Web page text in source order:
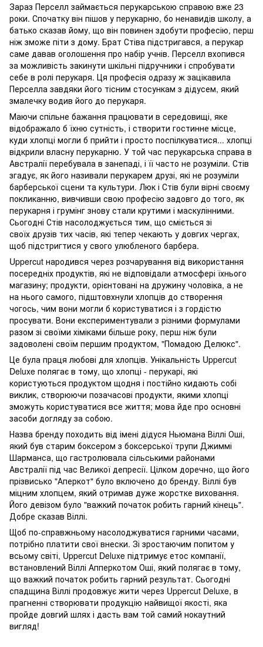
Зараз Перселл займається перукарською справою вже 23
роки. Спочатку він пішов у перукарню, бо ненавидів школу, а
батько сказав йому, що він повинен здобути професію, перш
ніж зможе піти з дому. Брат Стіва підстригався, а перукар
саме давав оголошення про набір учнів. Перселл вхопився
за можливість закинути шкільні підручники і спробувати
себе в ролі перукаря. Ця професія одразу ж зацікавила
Перселла завдяки його тісним стосункам з дідусем, який
змалечку водив його до перукаря.
Маючи спільне бажання працювати в середовищі, яке
відображало б їхню сутність, і створити гостинне місце,
куди хлопці могли б прийти і просто поспілкуватися... хлопці
відкрили власну перукарню. У той час перукарська справа в
Австралії перебувала в занепаді, і її часто не розуміли. Стів
згадує, як його називали перукарем друзі, які не розуміли
барберської сцени та культури. Люк і Стів були вірні своєму
покликанню, вивчивши свою професію задовго до того, як
перукарня і грумінг знову стали крутими і маскулінними.
Сьогодні Стів насолоджується тим, що сміється зі
своїх друзів тих часів, які тепер чекають у довгих чергах,
щоб підстригтися у свого улюбленого барбера.
Uppercut народився через розчарування від використання
посередніх продуктів, які не відповідали атмосфері їхнього
магазину; продукти, орієнтовані на дружину чоловіка, а не
на нього самого, підштовхнули хлопців до створення
чогось, чим вони могли б користуватися і з гордістю
просувати. Вони експериментували з різними формулами
разом зі своїми хіміками більше року, перш ніж були
задоволені своїм першим продуктом, "Помадою Делюкс".
Це була праця любові для хлопців. Унікальність Uppercut
Deluxe полягає в тому, що хлопці - перукарі, які
користуються продуктом щодня і постійно кидають собі
виклик, створюючи позачасові продукти, якими хлопці
зможуть користуватися все життя; мова йде про основні
засоби догляду за собою.
Назва бренду походить від імені дідуся Ньюмана Віллі Оші,
який був старим боксером з боксерської трупи Джиммі
Шарманса, що гастролювала сільськими районами
Австралії під час Великої депресії. Цілком доречно, що його
прізвисько "Аперкот" було включено до бренду. Віллі був
міцним хлопцем, який отримав дуже жорстке виховання.
Його девізом було "важкий початок робить гарний кінець".
Добре сказав Віллі.
Щоб по-справжньому насолоджуватися гарними часами,
потрібно платити свої внески. Зі зростаючим попитом у
всьому світі, Uppercut Deluxe підтримує етос компанії,
встановлений Віллі Апперкотом Оші, який полягає в тому,
що важкий початок робить гарний результат. Сьогодні
спадщина Віллі продовжує жити через Uppercut Deluxe, в
прагненні створювати продукцію найвищої якості, яка
пройде довгий шлях і дасть вам той самий нокаутний
вигляд!